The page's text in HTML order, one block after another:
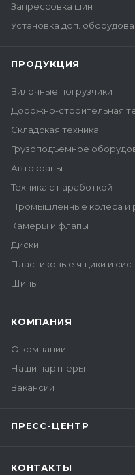
Запрессовка шин
Установка доп.
ПРОДУКЦИЯ
Вилочные погрузчики
Дорожно-строительная
Складская техника
Грузоподъемное
Автокраны
Техника с наработкой
Промышленные колеса и
Камеры и флапы
Диски
Пластиковые ящики и
Шины
КОМПАНИЯ
О компании
Наши партнеры
Вакансии
ПРЕСС-ЦЕНТР
КОНТАКТЫ